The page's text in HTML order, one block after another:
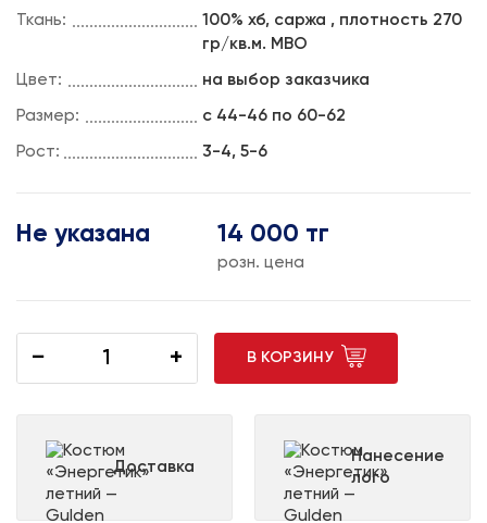
Ткань:
100% хб, саржа , плотность 270
гр/кв.м. МВО
Цвет: на выбор заказчика
Размер: с 44-46 по 60-62
Рост: 3-4, 5-6
Не указана 14 000 тг
розн. цена
− + В КОРЗИНУ
Доставка
Нанесение
лого